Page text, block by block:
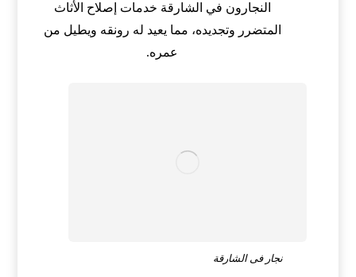
النجارون في الشارقة خدمات إصلاح الأثاث
المتضرر وتجديده، مما يعيد له رونقه ويطيل من
عمره.
نجار فى الشارقة